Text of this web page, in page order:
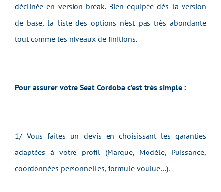
déclinée en version break. Bien équipée dès la version
de base, la liste des options n'est pas très abondante
tout comme les niveaux de finitions.
Pour assurer votre Seat Cordoba c’est très simple :
1/ Vous faites un devis en choisissant les garanties
adaptées à votre profil (Marque, Modèle, Puissance,
coordonnées personnelles, formule voulue…).